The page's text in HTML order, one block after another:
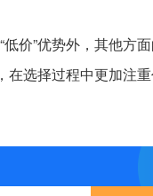
价”优势外，其他方
在选择过程中更加注